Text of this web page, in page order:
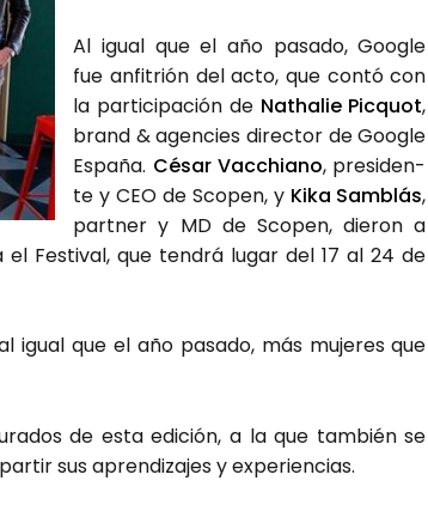
Al igual que el año pasa­do, Goo­gle
fue anfi­trión del acto, que con­tó con
la par­ti­ci­pa­ción de Natha­lie Pic­quot,
brand & agen­cies direc­tor de Goo­gle
Espa­ña. César Vac­chiano, pre­si­den­
te y CEO de Sco­pen, y Kika Sam­blás,
part­ner y MD de Sco­pen, die­ron a
Fes­ti­val, que ten­drá lugar del 17 al 24 de
igual que el año pasa­do, más muje­res que
de esta edi­ción, a la que tam­bién se
sus apren­di­za­jes y expe­rien­cias.